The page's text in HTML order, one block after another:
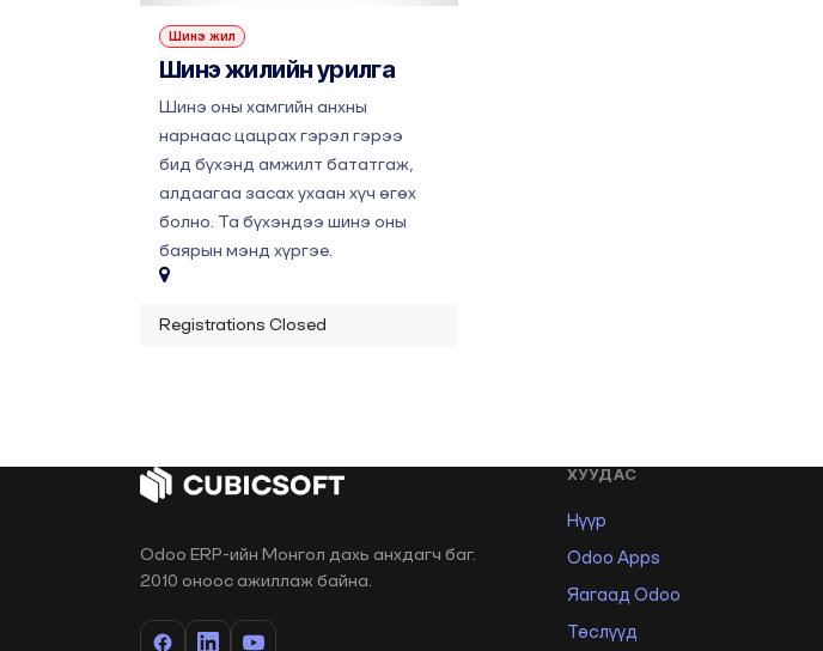
Шинэ жил
Шинэ жилийн урилга
Шинэ оны хамгийн анхны
нарнаас цацрах гэрэл гэрээ
бид бүхэнд амжилт бататгаж,
алдаагаа засах ухаан хүч өгөх
болно. Та бүхэндээ шинэ оны
баярын мэнд хүргэе.
Registrations Closed
Odoo ERP-ийн Монгол дахь анхдагч баг.
2010 оноос ажиллаж байна.
ХУУДАС
Нүүр
Odoo Apps
Яагаад Odoo
Төслүүд